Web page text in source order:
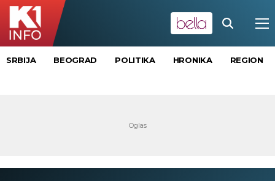
SRBIJA BEOGRAD POLITIKA HRONIKA REGION